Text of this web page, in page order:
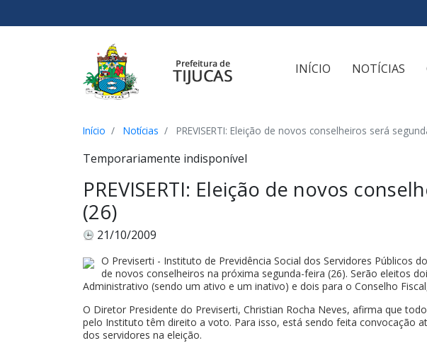
INÍCIO NOTÍCIAS
Início Notícias PREVISERTI: Eleição de novos conselheiros será
Temporariamente indisponível
PREVISERTI: Eleição de novos
(26)
21/10/2009
O Previserti - Instituto de Previdência Social dos Servidores Públicos
de novos conselheiros na próxima segunda-feira (26). Serão eleitos
Administrativo (sendo um ativo e um inativo) e dois para o Conselho
O Diretor Presidente do Previserti, Christian Rocha Neves, afirma que
pelo Instituto têm direito a voto. Para isso, está sendo feita convocação
dos servidores na eleição.